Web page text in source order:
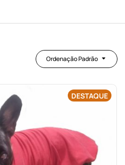
Ordenação Padrão
DESTAQUE